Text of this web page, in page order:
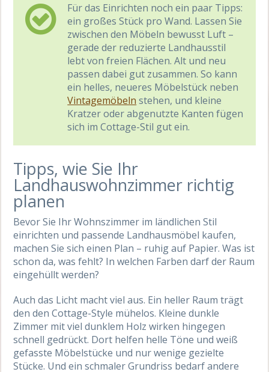
Für das Einrichten noch ein paar Tipps:
ein großes Stück pro Wand. Lassen Sie
zwischen den Möbeln bewusst Luft –
gerade der reduzierte Landhausstil
lebt von freien Flächen. Alt und neu
passen dabei gut zusammen. So kann
ein helles, neueres Möbelstück neben
Vintagemöbeln stehen, und kleine
Kratzer oder abgenutzte Kanten fügen
sich im Cottage-Stil gut ein.
Tipps, wie Sie Ihr
Landhauswohnzimmer richtig
planen
Bevor Sie Ihr Wohnszimmer im ländlichen Stil
einrichten und passende Landhausmöbel kaufen,
machen Sie sich einen Plan – ruhig auf Papier. Was ist
schon da, was fehlt? In welchen Farben darf der Raum
eingehüllt werden?
Auch das Licht macht viel aus. Ein heller Raum trägt
den den Cottage-Style mühelos. Kleine dunkle
Zimmer mit viel dunklem Holz wirken hingegen
schnell gedrückt. Dort helfen helle Töne und weiß
gefasste Möbelstücke und nur wenige gezielte
Stücke. Und ein schmaler Grundriss bedarf andere